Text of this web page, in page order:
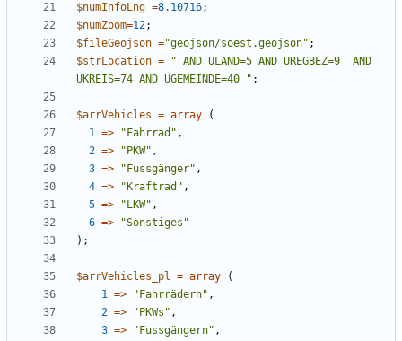
$numInfoLng =8.10716;
$numZoom=12;
$fileGeojson ="geojson/soest.geojson" ;
$strLocation = " AND ULAND=5 AND UREGBEZ=9  AND
UKREIS=74 AND UGEMEINDE=40
" ;
$arrVehicles = array
(
1 => " Fahrrad " ,
2 => " PKW" ,
3 => " Fussgänger" ,
4 => " Kraftrad " ,
5 => " LKW" ,
6 => "Sonstiges "
);
$arrVehicles_pl = array
(
1 => " Fahrrädern" ,
2 => " PKWs " ,
3 => " Fussgängern" ,